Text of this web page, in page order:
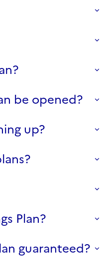
be opened?
up?
Plan?
guaranteed?